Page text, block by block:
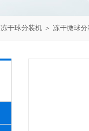
冻干球分装机 ＞ 冻干微球